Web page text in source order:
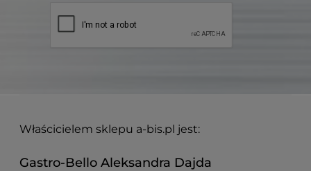
Właścicielem sklepu a-bis.pl jest:
Gastro-Bello Aleksandra Dajda